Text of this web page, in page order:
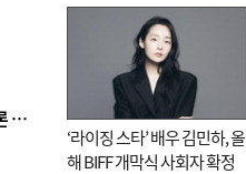
■ 축구협회 ‘성 접대’ 의혹 일파만파…日도 의혹 연루 거론 심판 2명 조사
‘라이징 스타’ 배우 김민하, 올
해 BIFF 개막식 사회자 확정